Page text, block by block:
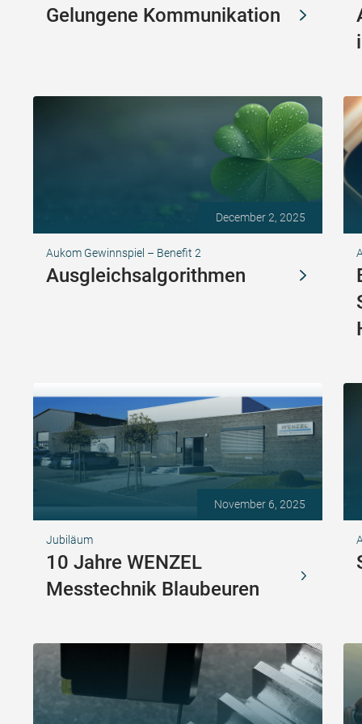
Gelungene Kommunikation
December 2, 2025
Aukom Gewinnspiel – Benefit 2
Ausgleichsalgorithmen
November 6, 2025
Jubiläum
10 Jahre WENZEL
Messtechnik Blaubeuren